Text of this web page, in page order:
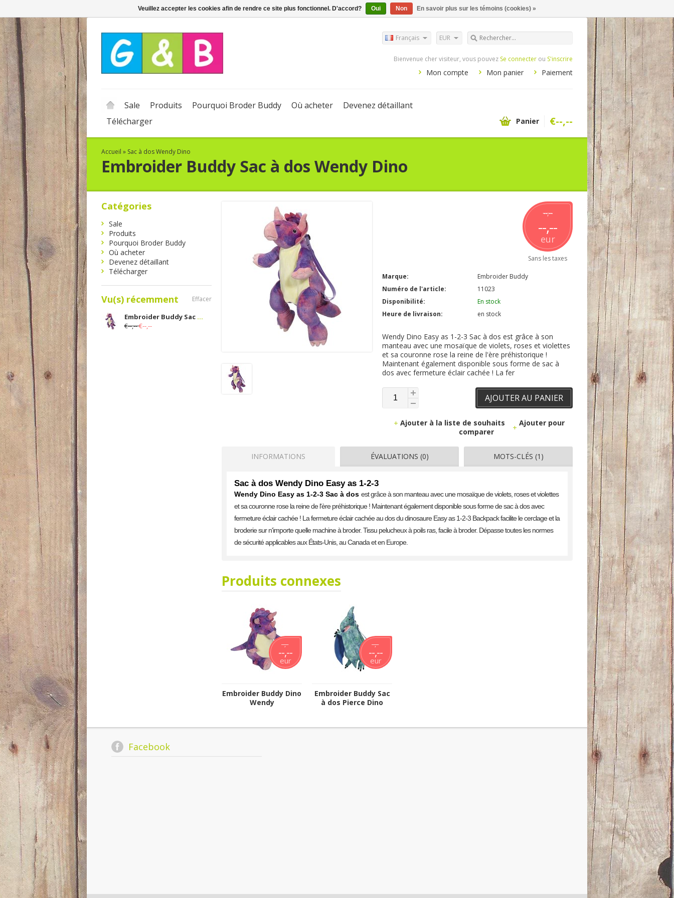
EUR
Français
Bienvenue cher visiteur, vous pouvez Se connecter ou S'inscrire
Mon compte Mon panier Paiement
Sale Produits Pourquoi Broder Buddy Où acheter
Devenez détaillant
Télécharger
Panier €--,--
Accueil » Sac à dos Wendy Dino
Embroider Buddy Sac à dos Wendy Dino
--,--
--,--
eur
Sans les taxes
Marque:
Embroider Buddy
Numéro de l'article:
11023
Disponibilité:
En stock
Heure de livraison:
en stock
Wendy Dino Easy as 1-2-3 Sac à dos est grâce à son
manteau avec une mosaïque de violets, roses et violettes
et sa couronne rose la reine de l'ère préhistorique !
Maintenant également disponible sous forme de sac à
dos avec fermeture éclair cachée ! La fer
AJOUTER AU PANIER
Ajouter à la liste de souhaits
Ajouter pour
comparer
INFORMATIONS ÉVALUATIONS (0) MOTS-CLÉS (1)
Sac à dos Wendy Dino Easy as 1-2-3
Wendy Dino Easy as 1-2-3 Sac à dos est grâce à son manteau avec une mosaïque de violets, roses et violettes
et sa couronne rose la reine de l'ère préhistorique ! Maintenant également disponible sous forme de sac à dos avec
fermeture éclair cachée ! La fermeture éclair cachée au dos du dinosaure Easy as 1-2-3 Backpack facilite le cerclage et la
broderie sur n'importe quelle machine à broder. Tissu pelucheux à poils ras, facile à broder. Dépasse toutes les normes
de sécurité applicables aux États-Unis, au Canada et en Europe.
Produits connexes
--,--
--,--
eur
Embroider Buddy Dino
Wendy
--,--
--,--
eur
Embroider Buddy Sac
à dos Pierce Dino
Catégories
Sale
Produits
Pourquoi Broder Buddy
Où acheter
Devenez détaillant
Télécharger
Vu(s) récemment Effacer
Embroider Buddy Sac à dos Wendy Dino
€--,--€--,--
Facebook
Veuillez accepter les cookies afin de rendre ce site plus fonctionnel. D'accord? Oui Non En savoir plus sur les témoins (cookies) »